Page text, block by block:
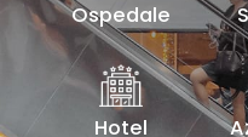
Ospedale
Hotel